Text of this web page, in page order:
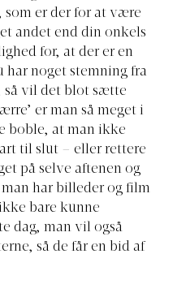
er der for at være
andet end din onkels
for, at der er en
har noget stemning fra
så vil det blot sætte
er man så meget i
boble, at man ikke
til slut – eller rettere
på selve aftenen og
har billeder og film
bare kunne
dag, man vil også
så de får en bid af